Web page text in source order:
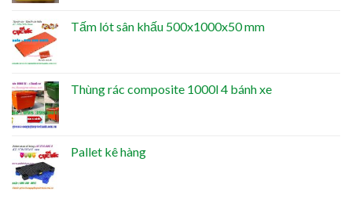
Tấm lót sân khấu 500x1000x50 mm
Thùng rác composite 1000l 4 bánh xe
Pallet kê hàng